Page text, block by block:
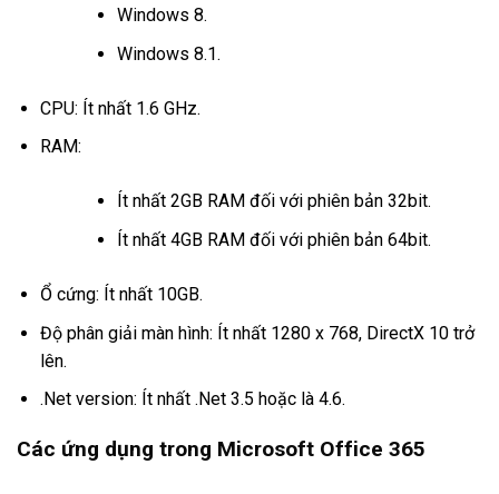
Windows 8.
Windows 8.1.
CPU: Ít nhất 1.6 GHz.
RAM:
Ít nhất 2GB RAM đối với phiên bản 32bit.
Ít nhất 4GB RAM đối với phiên bản 64bit.
Ổ cứng: Ít nhất 10GB.
Độ phân giải màn hình: Ít nhất 1280 x 768, DirectX 10 trở
lên.
.Net version: Ít nhất .Net 3.5 hoặc là 4.6.
Các ứng dụng trong Microsoft Office 365